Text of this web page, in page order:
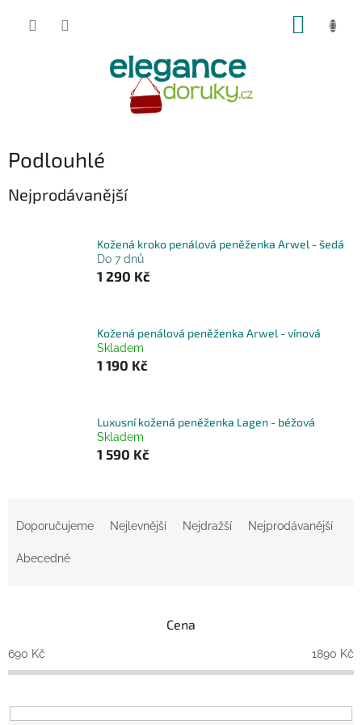
Podlouhlé
Nejprodávanější
Kožená kroko penálová peněženka Arwel - šedá
Do 7 dnů
1 290 Kč
Kožená penálová peněženka Arwel - vínová
Skladem
1 190 Kč
Luxusní kožená peněženka Lagen - béžová
Skladem
1 590 Kč
o
d
k
t
Doporučujeme Nejlevnější Nejdražší Nejprodávanější
Abecedně
Cena
690 Kč 1890 Kč